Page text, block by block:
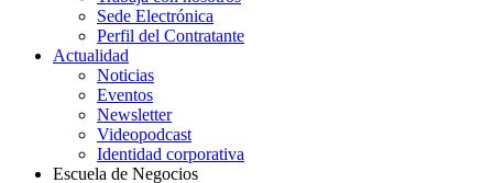
Sede Electrónica
Perfil del Contratante
Actualidad
Noticias
Eventos
Newsletter
Videopodcast
Identidad corporativa
Escuela de Negocios